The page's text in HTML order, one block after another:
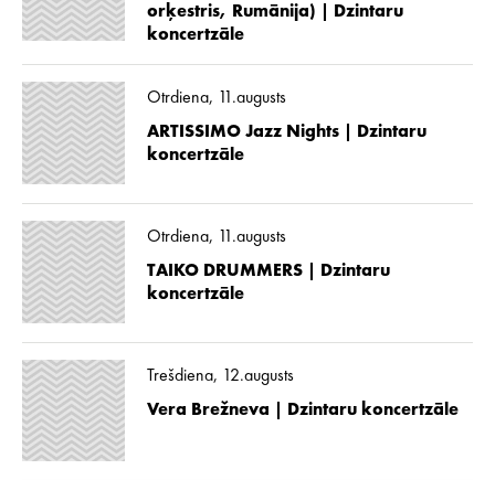
orķestris, Rumānija) | Dzintaru
koncertzāle
Otrdiena, 11.augusts
ARTISSIMO Jazz Nights | Dzintaru
koncertzāle
Otrdiena, 11.augusts
TAIKO DRUMMERS | Dzintaru
koncertzāle
Trešdiena, 12.augusts
Vera Brežneva | Dzintaru koncertzāle